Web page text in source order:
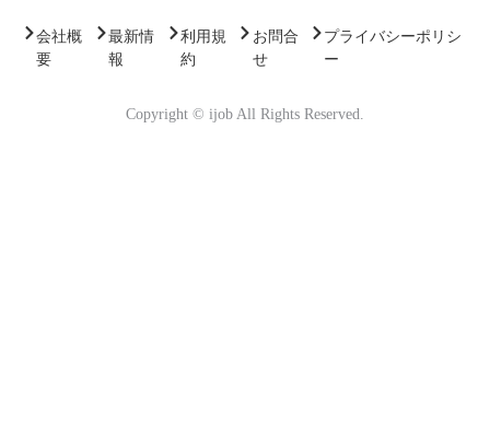
会社概
要
最新情
報
利用規
約
プライバシーポリシ
ー
お問合
せ
Copyright © ijob All Rights Reserved.